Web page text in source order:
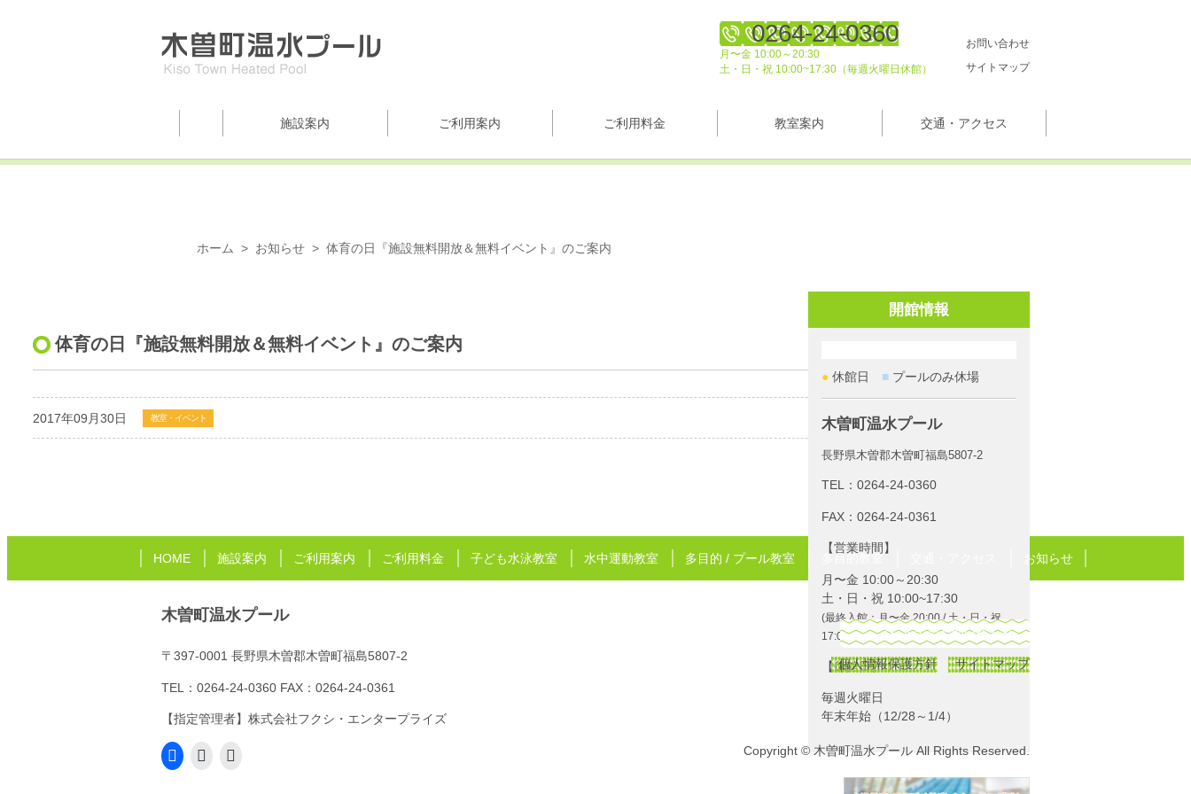
0264-24-0360
月〜金 10:00～20:30
土・日・祝 10:00~17:30（毎週火曜日休館）
お問い合わせ
サイトマップ
施設案内 ご利用案内 ご利用料金 教室案内 交通・アクセス
ホーム お知らせ 体育の日『施設無料開放＆無料イベント』のご案内
体育の日『施設無料開放＆無料イベント』のご案内
2017年09月30日 教室・イベント 一覧に戻る
開館情報
● 休館日 ■ プールのみ休場
木曽町温水プール
長野県木曽郡木曽町福島5807-2
TEL： 0264-24-0360
FAX：0264-24-0361
営業時間
月〜金 10:00～20:30
土・日・祝 10:00~17:30
(最終入館：月〜金 20:00 / 土・日・祝
17:00)
休館日
毎週火曜日
年末年始（12/28～1/4）
HOME 施設案内 ご利用案内 ご利用料金 子ども水泳教室 水中運動教室 多目的 / プール教室 多目的教室 お知らせ
木曽町温水プール
〒397-0001 長野県木曽郡木曽町福島5807-2
TEL： 0264-24-0360 FAX：0264-24-0361
【指定管理者】 株式会社フクシ・エンタープライズ
メールでのお問い合わせ
個人情報保護方針 サイトマップ
Copyright © 木曽町温水プール All Rights Reserved.